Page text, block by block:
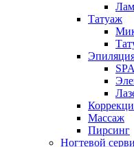
Татуаж
Массаж
Пирсинг
Ногтевой